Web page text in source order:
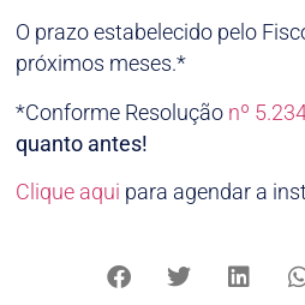
O prazo estabelecido pelo
próximos meses.*
*Conforme Resolução nº
quanto antes!
Clique aqui para agendar a